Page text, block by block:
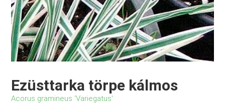
Ezüsttarka törpe kálmos
Acorus gramineus 'Variegatus'